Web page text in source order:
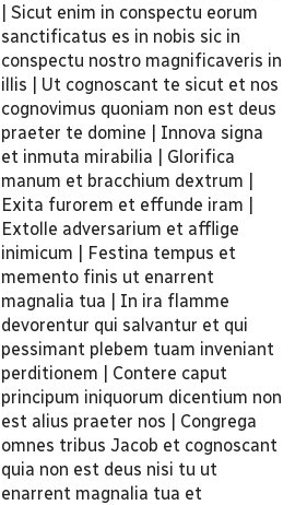
| Sicut enim in conspectu eorum
sanctificatus es in nobis sic in
conspectu nostro magnificaveris in
illis | Ut cognoscant te sicut et nos
cognovimus quoniam non est deus
praeter te domine | Innova signa
et inmuta mirabilia | Glorifica
manum et bracchium dextrum |
Exita furorem et effunde iram |
Extolle adversarium et afflige
inimicum | Festina tempus et
memento finis ut enarrent
magnalia tua | In ira flamme
devorentur qui salvantur et qui
pessimant plebem tuam inveniant
perditionem | Contere caput
principum iniquorum dicentium non
est alius praeter nos | Congrega
omnes tribus Jacob et cognoscant
quia non est deus nisi tu ut
enarrent magnalia tua et